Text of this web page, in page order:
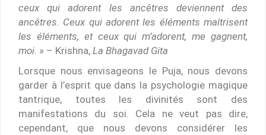
ceux qui adorent les ancêtres deviennent des
ancêtres. Ceux qui adorent les éléments maîtrisent
les éléments, et ceux qui m’adorent, me gagnent,
moi. » – Krishna, La Bhagavad Gita
Lorsque nous envisageons le Puja, nous devons
garder à l’esprit que dans la psychologie magique
tantrique, toutes les divinités sont des
manifestations du soi. Cela ne veut pas dire,
cependant, que nous devons considérer les